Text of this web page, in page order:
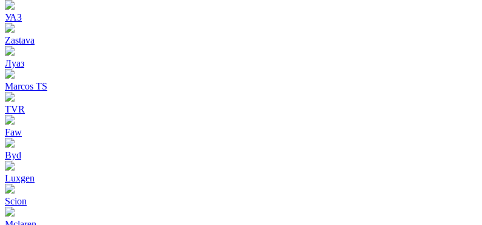
УАЗ
Zastava
Луаз
Marcos TS
TVR
Faw
Byd
Luxgen
Scion